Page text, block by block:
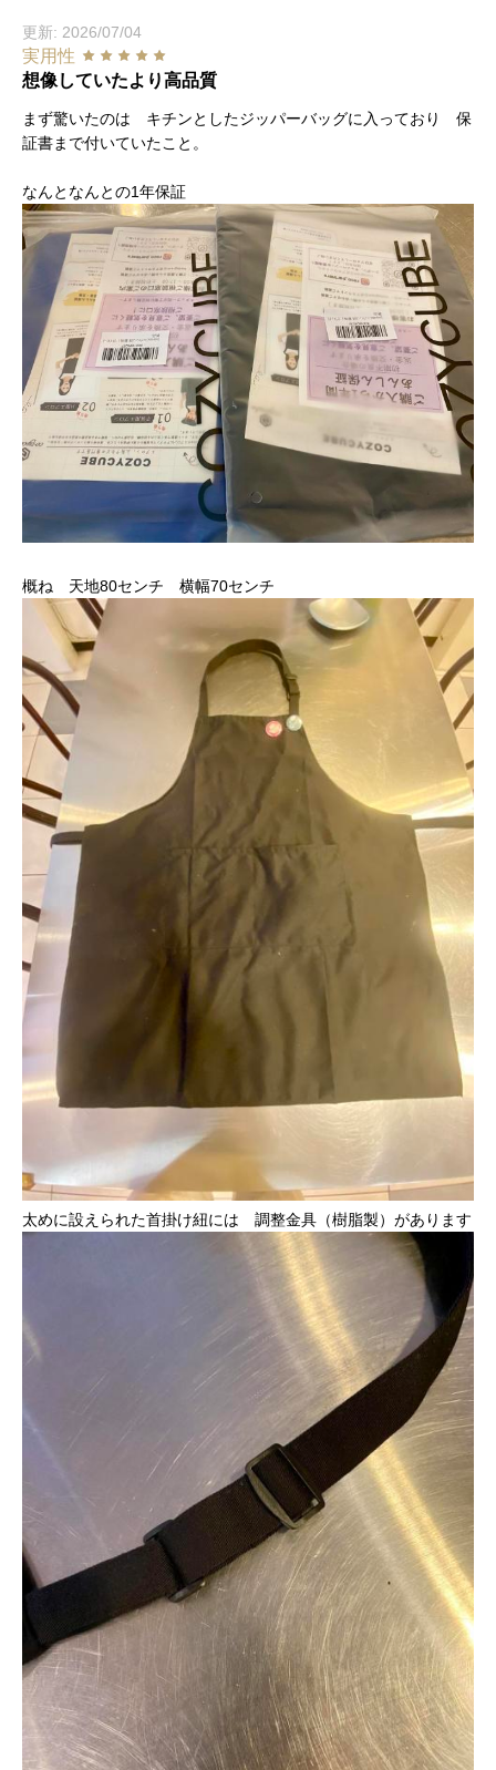
更新: 2026/07/04
実用性
想像していたより高品質
まず驚いたのは キチンとしたジッパーバッグに入っており 保
証書まで付いていたこと。
なんとなんとの1年保証
概ね 天地80センチ 横幅70センチ
太めに設えられた首掛け紐には 調整金具（樹脂製）があります